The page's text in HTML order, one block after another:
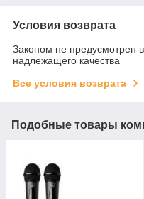
Условия возврата
Законом не предусмотрен
надлежащего качества
Все условия возврата
Подобные товары